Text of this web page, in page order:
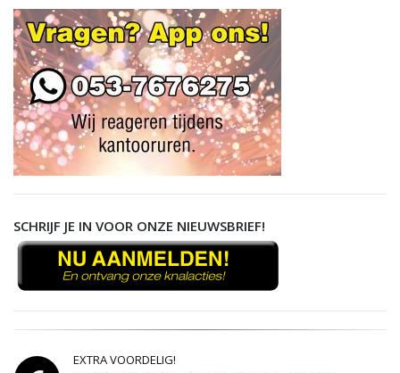
SCHRIJF JE IN VOOR ONZE NIEUWSBRIEF!
EXTRA VOORDELIG!